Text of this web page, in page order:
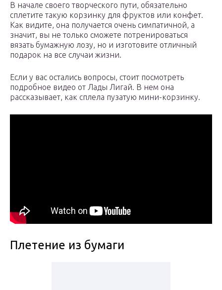
В начале своего творческого пути, обязательно
сплетите такую корзинку для фруктов или конфет.
Как видите, она получается очень симпатичной, а
значит, вы не только сможете потренироваться
вязать бумажную лозу, но и изготовите отличный
подарок на все случаи жизни.
Если у вас остались вопросы, стоит посмотреть
подробное видео от Лады Лигай. В нем она
рассказывает, как сплела пузатую мини-корзинку.
Плетение из бумаги